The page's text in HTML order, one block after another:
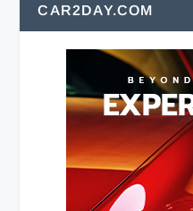
CAR2DAY.COM